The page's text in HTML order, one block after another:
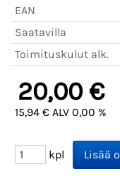
EAN
Saatavilla
Toimituskulut alk.
20,00 €
15,94 € ALV 0,00 %
kpl